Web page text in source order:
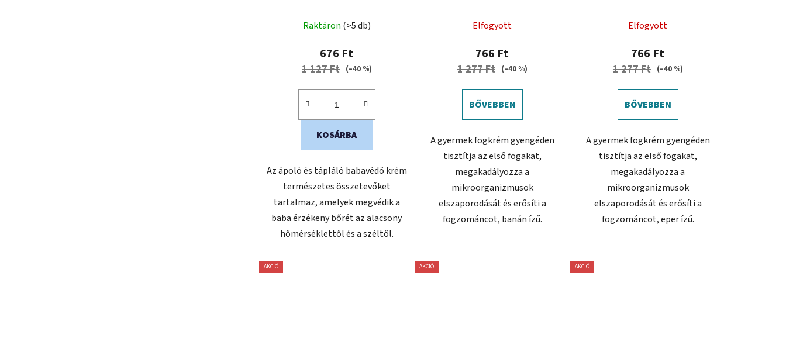
Raktáron (>5 db)
676 Ft
1 127 Ft (–40 %)
KOSÁRBA
Az ápoló és tápláló babavédő krém
természetes összetevőket
tartalmaz, amelyek megvédik a
baba érzékeny bőrét az alacsony
hőmérséklettől és a széltől.
Elfogyott
766 Ft
1 277 Ft (–40 %)
BŐVEBBEN
A gyermek fogkrém gyengéden
tisztítja az első fogakat,
megakadályozza a
mikroorganizmusok
elszaporodását és erősíti a
fogzománcot, banán ízű.
Elfogyott
766 Ft
1 277 Ft (–40 %)
BŐVEBBEN
A gyermek fogkrém gyengéden
tisztítja az első fogakat,
megakadályozza a
mikroorganizmusok
elszaporodását és erősíti a
fogzománcot, eper ízű.
AKCIÓ AKCIÓ AKCIÓ